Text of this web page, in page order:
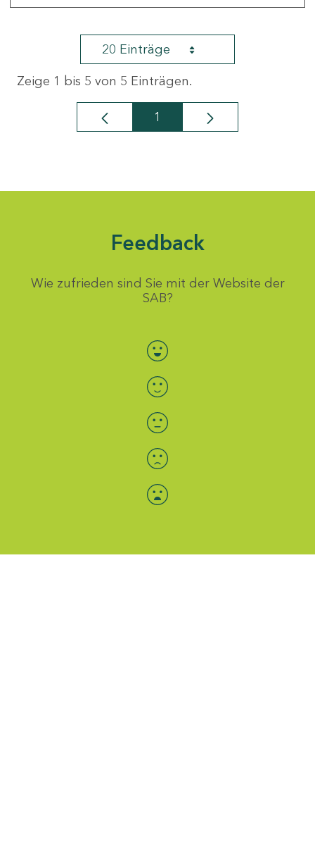
20 Einträge
Zeige 1 bis 5 von 5 Einträgen.
Seite
1
Feedback
Wie zufrieden sind Sie mit der Website der
SAB?
Bewertung auswählen